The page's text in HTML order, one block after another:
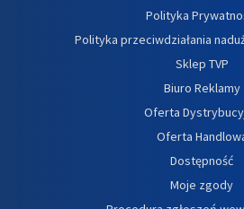
Polityka
Polityka przeciwdziałania
Sklep TVP
Biuro Reklamy
Oferta
Oferta
Dostępność
Moje zgody